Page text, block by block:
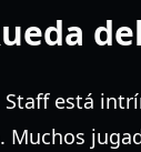
Staff está